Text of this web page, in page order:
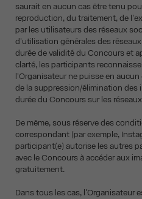
saurait en aucun cas être tenu
reproduction, du traitement, de
par les utilisateurs des réseaux
d'utilisation générales des
durée de validité du Concours et
clarté, les participants
l'Organisateur ne puisse en
de la suppression/élimination des
durée du Concours sur les
De même, sous réserve des
correspondant (par exemple,
participant(e) autorise les autres
avec le Concours à accéder aux
gratuitement.
Dans tous les cas, l'Organisateur